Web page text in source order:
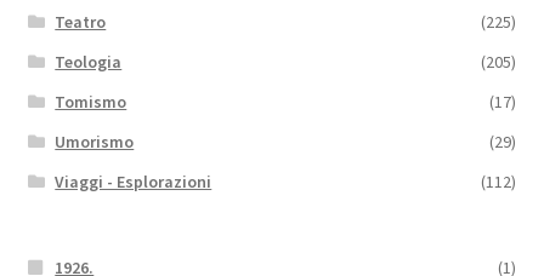
Teatro
(225)
Teologia
(205)
Tomismo
(17)
Umorismo
(29)
Viaggi - Esplorazioni
(112)
1926. (1)